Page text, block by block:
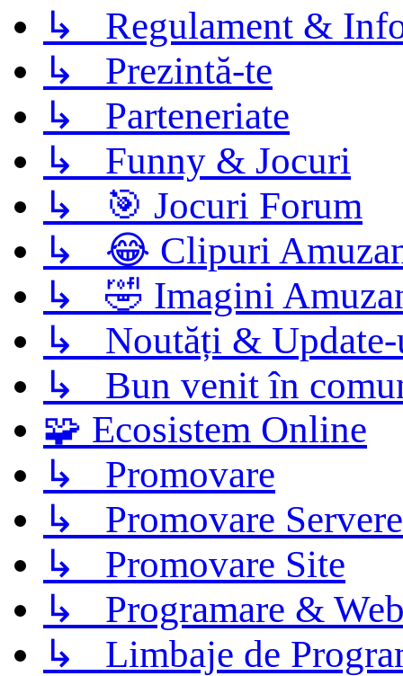
↳ Regulament &
↳ Prezintă-te
↳ Parteneriate
↳ Funny & Jocuri
↳ 🎯 Jocuri Forum
↳ 😂 Clipuri
↳ 🤣 Imagini
↳ Noutăți &
↳ Bun venit în
🧩 Ecosistem Online
↳ Promovare
↳ Promovare Servere
↳ Promovare Site
↳ Programare &
↳ Limbaje de